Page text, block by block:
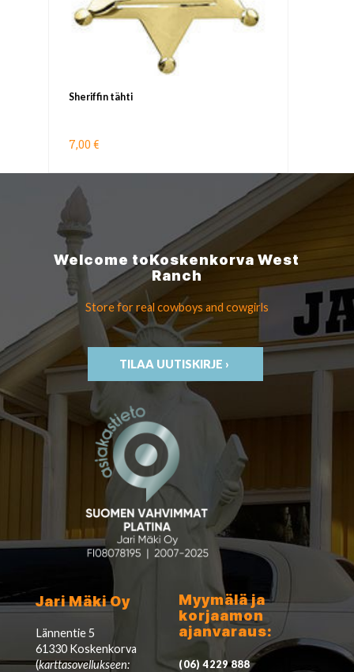
Sheriffin tähti
7,00 €
Welcome toKoskenkorvaWest
Ranch
Store for real cowboys and cowgirls
TILAA UUTISKIRJE ›
Jari Mäki Oy
Lännentie 5
61330 Koskenkorva
(karttasovellukseen:
Myymälä ja
korjaamon
ajanvaraus:
(06) 4229 888